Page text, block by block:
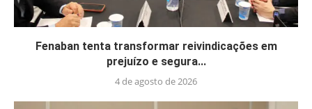
Fenaban tenta transformar reivindicações em
prejuízo e segura...
4 de agosto de 2026